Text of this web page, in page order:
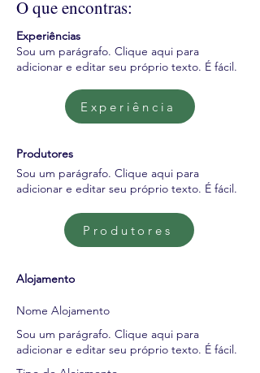
O que encontras:
Sou um parágrafo. Clique aqui para
adicionar e editar seu próprio texto. É fácil.
Experiência
Experiências
Produtores
Sou um parágrafo. Clique aqui para
adicionar e editar seu próprio texto. É fácil.
Produtores
Alojamento
Nome Alojamento
Sou um parágrafo. Clique aqui para
adicionar e editar seu próprio texto. É fácil.